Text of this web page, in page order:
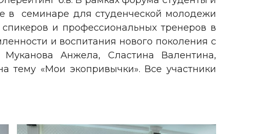
в семинаре для студенческой молодежи
и профессиональных тренеров в
и воспитания нового поколения с
Анжела, Сластина Валентина,
тему «Мои экопривычки». Все участники